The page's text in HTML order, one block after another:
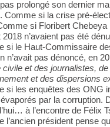
pas prolongé son dernier
Comme si la crise pré-
si Floribert
2018 n’avaient pas été
si le Haut-Commissaire
n’avait pas dénoncé, en
civile et des journalistes,
et des dispersions
si les enquêtes des ONG
par la corruption.
à l’encontre de Félix
l’ancien président pense